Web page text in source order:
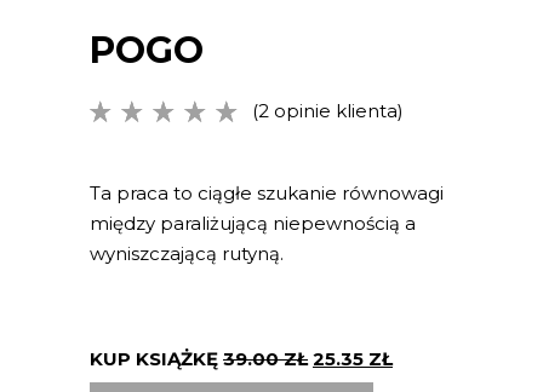
POGO
Oceniony
podstawie
2
ocen
klientów
(2 opinie klienta)
Ta praca to ciągłe szukanie równowagi
między paraliżującą niepewnością a
wyniszczającą rutyną.
KUP KSIĄŻKĘ 39.00ZŁ 25.35 ZŁ